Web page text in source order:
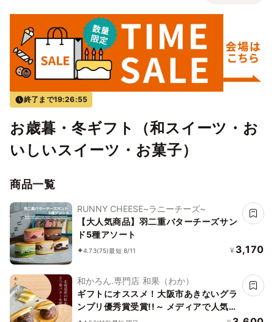
終了まで19:26:54
お歳暮・冬ギフト（和スイーツ・お
いしいスイーツ・お菓子）
商品一覧
RUNNY CHEESE~ラニーチーズ~
【大人気商品】羽二重バターチーズサン
ド5種アソート
4.73(75)最短 8/11 ¥ 3,170
和かろん.専門店 和果（わか）
ギフトにオススメ！大阪市あきないグラ
ンプリ優秀賞受賞!!～ メディアで人気の
生どら焼き 和スイーツ～「和かろ